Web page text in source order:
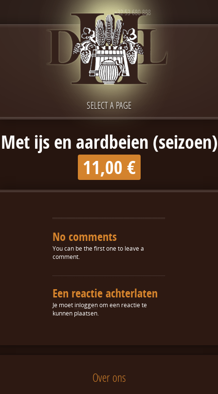
+32 53 680 888
SELECT A PAGE
Met ijs en aardbeien (seizoen)
11,00 €
No comments
You can be the first one to leave a
comment.
Een reactie achterlaten
Je moet inloggenom een reactie te
kunnen plaatsen.
Over ons